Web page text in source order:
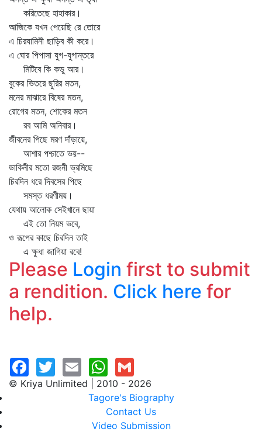
করিতেছে হাহাকার।
আজিকে যখন পেয়েছি রে তোরে
এ চিরযামিনী ছাড়িব কী করে।
এ ঘোর পিপাসা যুগ-যুগান্তরে
মিটিবে কি কভু আর।
বুকের ভিতরে ছুরির মতন,
মনের মাঝারে বিষের মতন,
রোগের মতন, শোকের মতন
রব আমি অনিবার।
জীবনের পিছে মরণ দাঁড়ায়ে,
আশার পশ্চাতে ভয়--
ডাকিনীর মতো রজনী ভ্রমিছে
চিরদিন ধরে দিবসের পিছে
সমস্ত ধরণীময়।
যেথায় আলোক সেইখানে ছায়া
এই তো নিয়ম ভবে,
ও রূপের কাছে চিরদিন তাই
এ ক্ষুধা জাগিয়া রবে!
Please Login first to submit
a rendition. Click here for
help.
© Kriya Unlimited | 2010 - 2026
Tagore's Biography
Contact Us
Video Submission